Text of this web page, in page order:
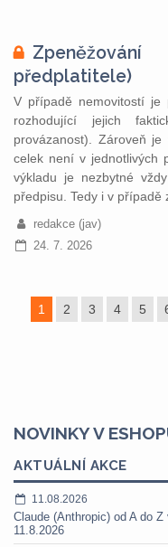
předplatitele)
V případě nemovitostí je
rozhodující jejich
provázanost). Zároveň
celek není v jednotlivých
výkladu je nezbytné
předpisu. Tedy i v případě
redakce (jav)
24. 7. 2026
1 2 3 4 5
NOVINKY V
AKTUÁLNÍ AKCE
11.08.2026
Claude (Anthropic) od A do
11.8.2026